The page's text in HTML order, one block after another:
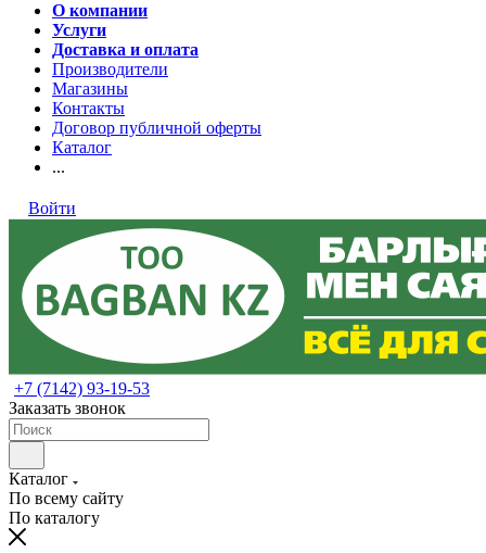
О компании
Услуги
Доставка и оплата
Производители
Магазины
Контакты
Договор публичной оферты
Каталог
...
Войти
+7 (7142) 93-19-53
Заказать звонок
Каталог
По всему сайту
По каталогу